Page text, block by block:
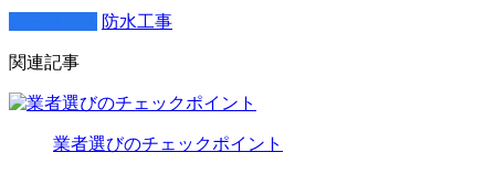
防水工事
関連記事
業者選びのチェックポイント